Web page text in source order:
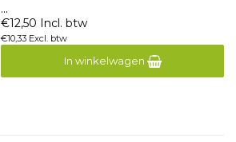
...
€12,50 Incl. btw
€10,33 Excl. btw
In winkelwagen